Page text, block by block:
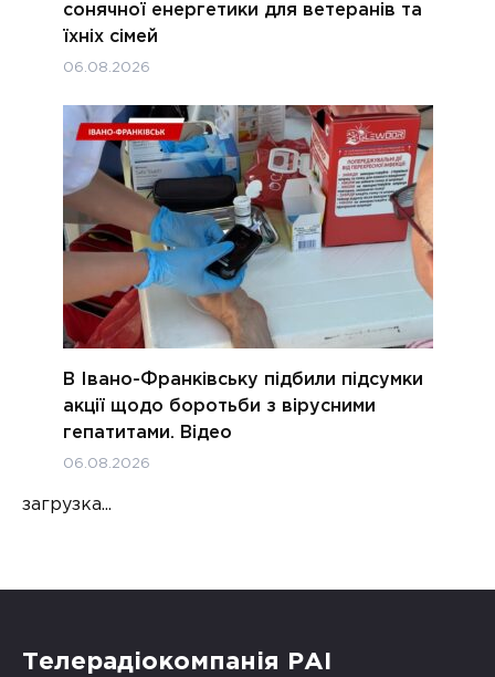
сонячної енергетики для ветеранів та
їхніх сімей
06.08.2026
В Івано-Франківську підбили підсумки
акції щодо боротьби з вірусними
гепатитами. Відео
06.08.2026
загрузка...
Телерадіокомпанія РАІ